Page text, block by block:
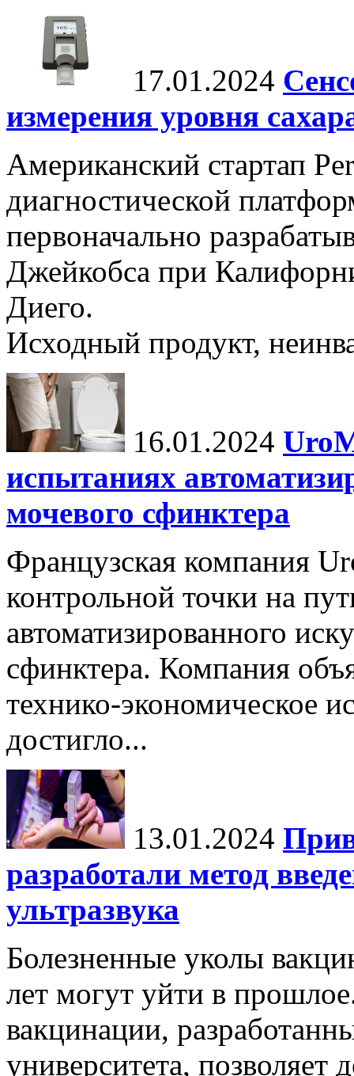
17.01.2024
измерения уровня
Американский стартап
диагностической
первоначально
Джейкобса при
Диего.
Исходный продукт,
16.01.2024
испытаниях
мочевого сфинктера
Французская компания
контрольной точки на
автоматизированного
сфинктера. Компания
технико-экономическое
достигло...
13.01.2024
разработали метод
ультразвука
Болезненные уколы
лет могут уйти в
вакцинации,
университета, позволяет